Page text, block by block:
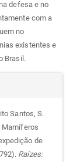
defesa e no
com a
no
existentes e
Brasil.
Santos, S.
Mamíferos
de
Raízes: